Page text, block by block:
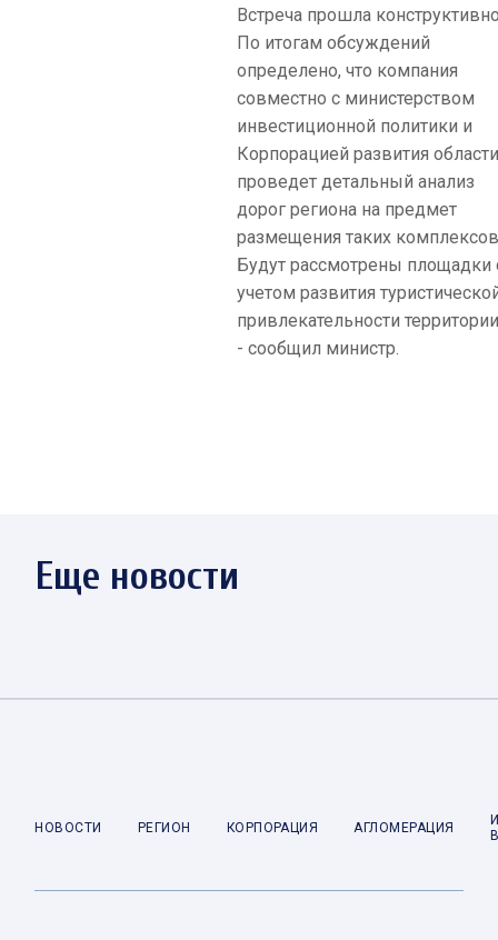
Встреча прошла
По итогам обсуждений
определено, что компания
совместно с министерством
инвестиционной политики и
Корпорацией развития
проведет детальный анализ
дорог региона на предмет
размещения таких
Будут рассмотрены площадки
учетом развития
привлекательности
- сообщил министр.
Еще новости
НОВОСТИ РЕГИОН КОРПОРАЦИЯ АГЛОМЕРАЦИЯ